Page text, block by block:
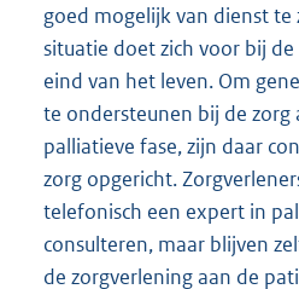
goed mogelijk van dienst te
situatie doet zich voor bij
eind van het leven. Om
te ondersteunen bij de
palliatieve fase, zijn daar
zorg opgericht.
telefonisch een expert in
consulteren, maar blijven
de zorgverlening aan de